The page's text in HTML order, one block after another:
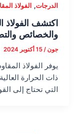
الدرجات, الفولاذ
والخصائص
جون/15 أكتوبر 2024
ذات الحرارة
التي تحتاج إلى